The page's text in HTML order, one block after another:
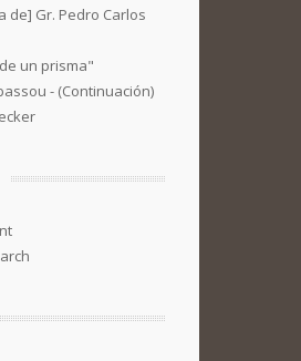
de] Gr. Pedro Carlos
un prisma"
- (Continuación)